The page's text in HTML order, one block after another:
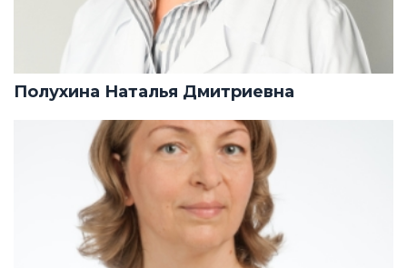
Полухина Наталья Дмитриевна